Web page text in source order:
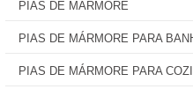
PIAS DE MÁRMORE
PIAS DE MÁRMORE PARA
PIAS DE MÁRMORE PARA